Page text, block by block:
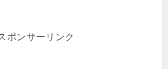
ポンサーリンク